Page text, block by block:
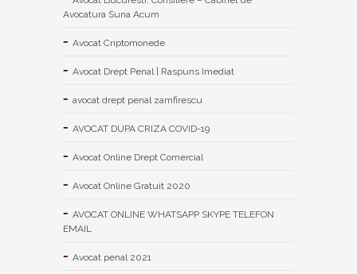
Avocatura Suna Acum
Avocat Criptomonede
Avocat Drept Penal | Raspuns Imediat
avocat drept penal zamfirescu
AVOCAT DUPA CRIZA COVID-19
Avocat Online Drept Comercial
Avocat Online Gratuit 2020
AVOCAT ONLINE WHATSAPP SKYPE TELEFON
EMAIL
Avocat penal 2021